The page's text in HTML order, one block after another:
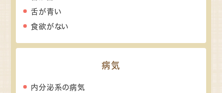
舌が青い
食欲がない
病気
内分泌系の病気